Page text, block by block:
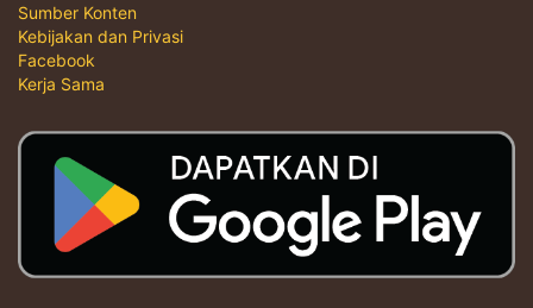
Sumber Konten
Kebijakan dan Privasi
Facebook
Kerja Sama